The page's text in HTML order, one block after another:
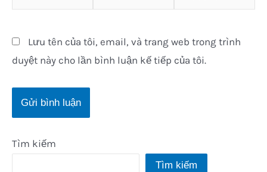
Tìm kiếm
Tìm kiếm
Lưu tên của tôi, email, và trang web trong trình
duyệt này cho lần bình luận kế tiếp của tôi.